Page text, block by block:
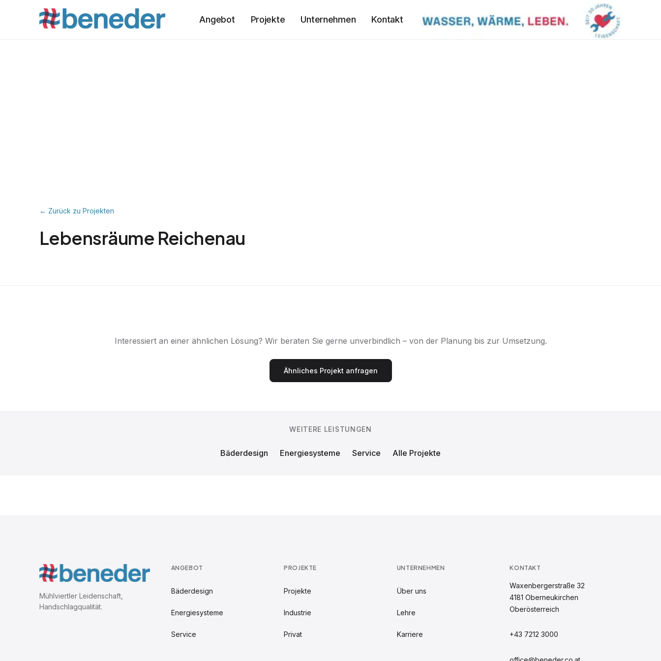
Angebot Projekte Unternehmen Kontakt
← Zurück zu Projekten
Lebensräume Reichenau
Interessiert an einer ähnlichen Lösung? Wir beraten Sie gerne unverbindlich – von der Planung bis zur Umsetzung.
Ähnliches Projekt anfragen
WEITERE LEISTUNGEN
Bäderdesign Energiesysteme Service Alle Projekte
Mühlviertler Leidenschaft,
Handschlagqualität.
ANGEBOT
Bäderdesign
Energiesysteme
Service
PROJEKTE
Projekte
Industrie
Privat
UNTERNEHMEN
Über uns
Lehre
Karriere
KONTAKT
Waxenbergerstraße 32
4181 Oberneukirchen
Oberösterreich
+43 7212 3000